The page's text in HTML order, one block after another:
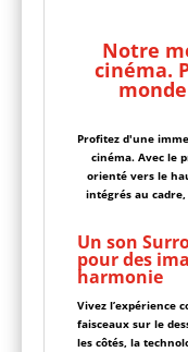
Notre
cinéma.
Profitez d'une
cinéma. Avec le
orienté vers le
intégrés au
Un son
pour des
harmonie
Vivez l’expérience
faisceaux sur le
les côtés, la